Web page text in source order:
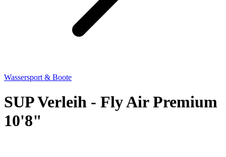
Wassersport & Boote
SUP Verleih - Fly Air Premium
10'8"